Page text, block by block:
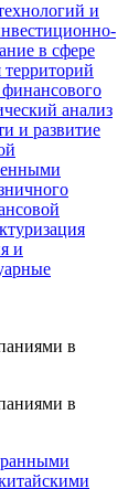
и
в сфере
территорий
анализ
и развитие
и
в
в